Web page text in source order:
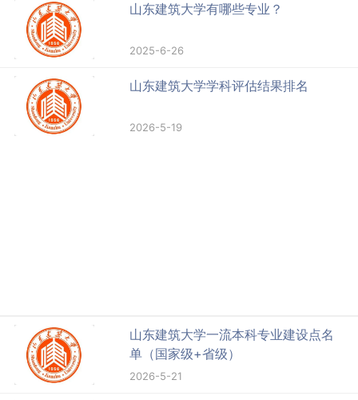
山东建筑大学有哪些专业？
2025-6-26
山东建筑大学学科评估结果排名
2026-5-19
山东建筑大学一流本科专业建设点名
单（国家级+省级）
2026-5-21